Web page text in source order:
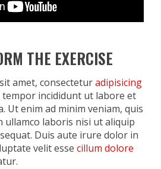
THE EXERCISE
amet, consecteturadipisicing
tempor incididunt ut labore et
Ut enim ad minim veniam, quis
ullamco laboris nisi ut aliquip
Duis aute irure dolor in
velit essecillum dolore